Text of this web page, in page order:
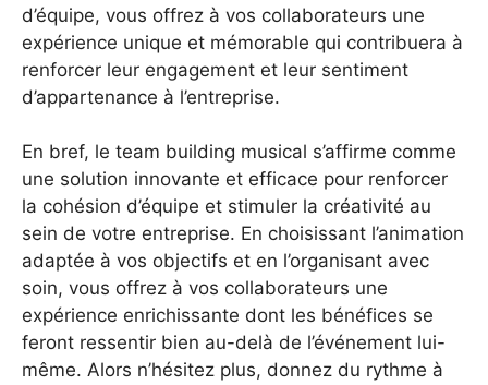
d’équipe, vous offrez à vos collaborateurs une
expérience unique et mémorable qui contribuera à
renforcer leur engagement et leur sentiment
d’appartenance à l’entreprise.
En bref, le team building musical s’affirme comme
une solution innovante et efficace pour renforcer
la cohésion d’équipe et stimuler la créativité au
sein de votre entreprise. En choisissant l’animation
adaptée à vos objectifs et en l’organisant avec
soin, vous offrez à vos collaborateurs une
expérience enrichissante dont les bénéfices se
feront ressentir bien au-delà de l’événement lui-
même. Alors n’hésitez plus, donnez du rythme à